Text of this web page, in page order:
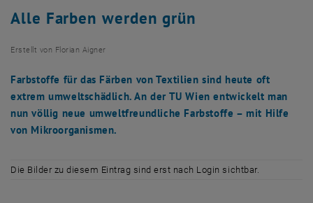
Übersicht
Alle Farben werden grün
Erstellt von Florian Aigner
Farbstoffe für das Färben von Textilien sind heute oft
extrem umweltschädlich. An der TU Wien entwickelt man
nun völlig neue umweltfreundliche Farbstoffe – mit Hilfe
von Mikroorganismen.
Die Bilder zu diesem Eintrag sind erst nach Login sichtbar.